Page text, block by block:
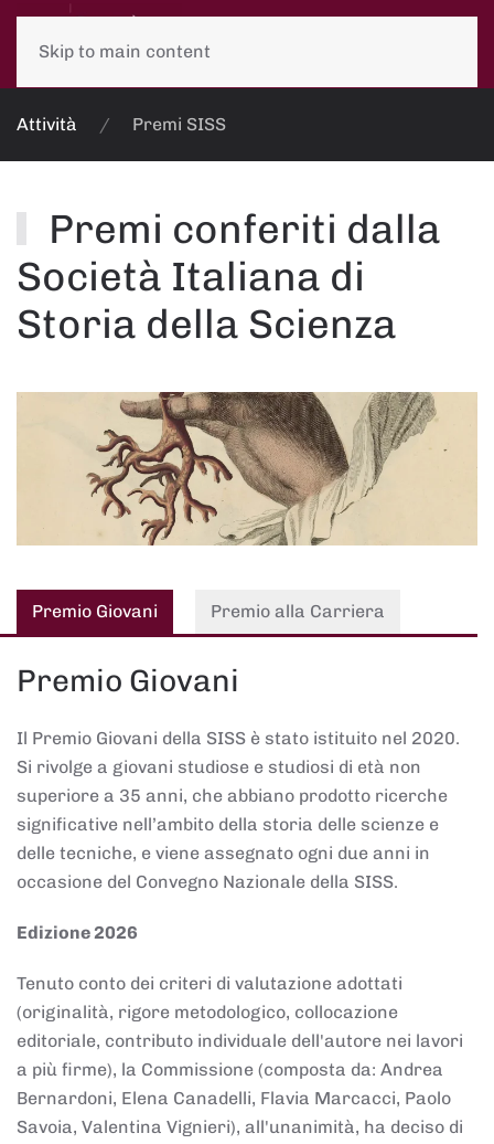
Skip to main content
Attività Premi SISS
Premi conferiti dalla
Società Italiana di
Storia della Scienza
Premio Giovani Premio alla Carriera
Premio Giovani
Il Premio Giovani della SISS è stato istituito nel 2020.
Si rivolge a giovani studiose e studiosi di età non
superiore a 35 anni, che abbiano prodotto ricerche
significative nell’ambito della storia delle scienze e
delle tecniche, e viene assegnato ogni due anni in
occasione del Convegno Nazionale della SISS.
Edizione 2026
Tenuto conto dei criteri di valutazione adottati
(originalità, rigore metodologico, collocazione
editoriale, contributo individuale dell'autore nei lavori
a più firme), la Commissione (composta da: Andrea
Bernardoni, Elena Canadelli, Flavia Marcacci, Paolo
Savoia, Valentina Vignieri), all'unanimità, ha deciso di